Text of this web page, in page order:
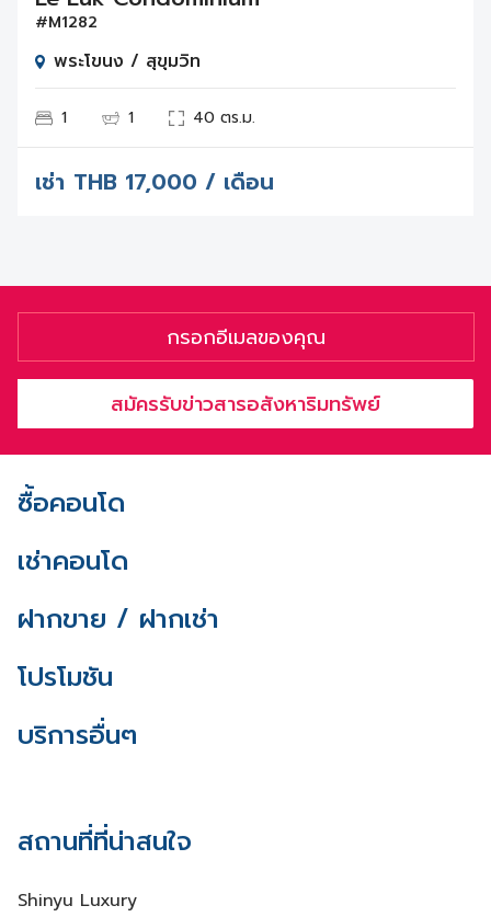
#M1282
พระโขนง / สุขุมวิท
1 1 40 ตร.ม.
เช่า THB 17,000 / เดือน
สมัครรับข่าวสารอสังหาริมทรัพย์
ซื้อคอนโด
เช่าคอนโด
ฝากขาย / ฝากเช่า
โปรโมชัน
บริการอื่นๆ
สถานที่ที่น่าสนใจ
Shinyu Luxury